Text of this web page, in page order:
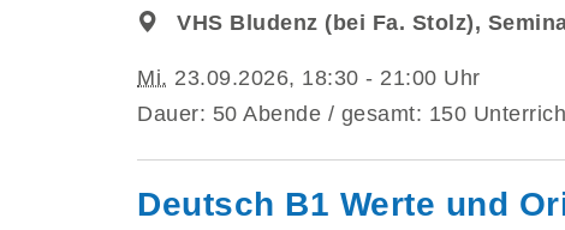
VHS Bludenz (bei Fa. Stolz),
Mi. 23.09.2026, 18:30 - 21:00 Uhr
Dauer: 50 Abende / gesamt: 150
Deutsch B1 Werte und